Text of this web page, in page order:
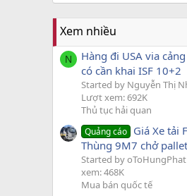
Xem nhiều
N
Hàng đi USA via
có cần khai ISF 10+2
Started by Nguyễn Thị
Lượt xem: 692K
Thủ tục hải quan
Quảng cáo Giá Xe tải
Thùng 9M7 chở
Started by oToHungPhat
xem: 468K
Mua bán quốc tế